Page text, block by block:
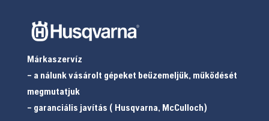
Márkaszervíz
– a nálunk vásárolt gépeket beüzemeljük, működését
megmutatjuk
– garanciális javítás ( Husqvarna, McCulloch)